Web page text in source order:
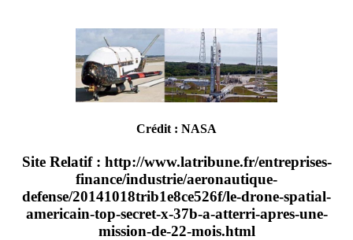
Crédit : NASA
Site Relatif : http://www.latribune.fr/entreprises-
finance/industrie/aeronautique-
defense/20141018trib1e8ce526f/le-drone-spatial-
americain-top-secret-x-37b-a-atterri-apres-une-
mission-de-22-mois.html